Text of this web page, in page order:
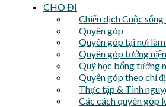
CHO ĐI
Chiến dịch Cuộc
Quyên góp
Quyên góp tại nơi
Quyên góp tưởng
Quỹ học bổng tưởng
Quyên góp theo chỉ
Thực tập & Tình
Các cách quyên góp